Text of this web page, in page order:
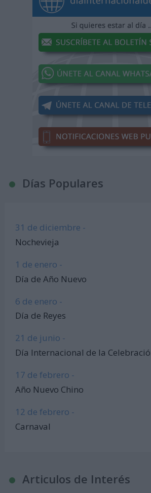
Días Populares
31 de diciembre -
Nochevieja
1 de enero -
Día de Año Nuevo
6 de enero -
Día de Reyes
21 de junio -
Día Internacional de la
17 de febrero -
Año Nuevo Chino
12 de febrero -
Carnaval
Articulos de Interés